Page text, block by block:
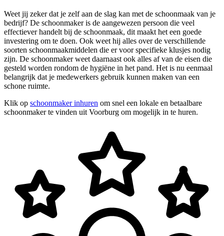
Weet jij zeker dat je zelf aan de slag kan met de schoonmaak van je
bedrijf? De schoonmaker is de aangewezen persoon die veel
effectiever handelt bij de schoonmaak, dit maakt het een goede
investering om te doen. Ook weet hij alles over de verschillende
soorten schoonmaakmiddelen die er voor specifieke klusjes nodig
zijn. De schoonmaker weet daarnaast ook alles af van de eisen die
gesteld worden rondom de hygiëne in het pand. Het is nu eenmaal
belangrijk dat je medewerkers gebruik kunnen maken van een
schone ruimte.
Klik op schoonmaker inhuren om snel een lokale en betaalbare
schoonmaker te vinden uit Voorburg om mogelijk in te huren.